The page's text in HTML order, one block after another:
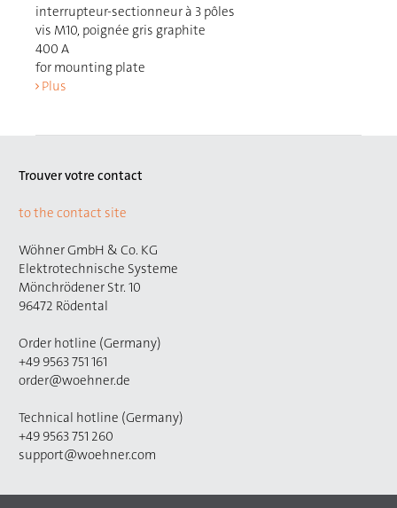
interrupteur-sectionneur à 3 pôles
vis M10, poignée gris graphite
400 A
for mounting plate
Plus
Trouver votre contact
to the contact site
Wöhner GmbH & Co. KG
Elektrotechnische Systeme
Mönchrödener Str. 10
96472 Rödental
Order hotline (Germany)
+49 9563 751 161
order@woehner.de
Technical hotline (Germany)
+49 9563 751 260
support@woehner.com